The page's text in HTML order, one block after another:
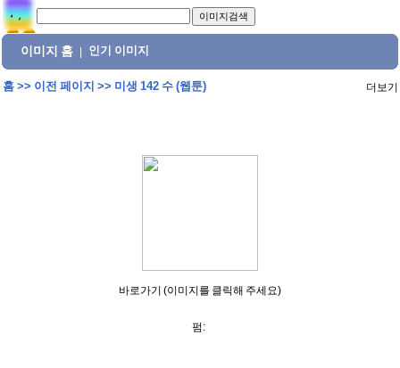
이미지 홈 인기 이미지
홈>> 이전 페이지 >> 미생 142 수 (웹툰) 더보기
바로가기 (이미지를 클릭해 주세요)
펌: